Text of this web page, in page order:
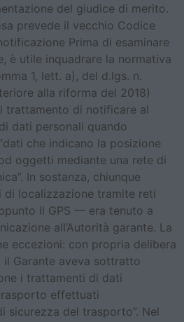
del giudice di merito.
prevede il vecchio Codice
Prima di esaminare
è utile inquadrare la normativa
1, lett. a), del d.lgs. n.
alla riforma del 2018)
trattamento di notificare al
dati personali quando
che indicano la posizione
oggetti mediante una rete di
In sostanza, chiunque
di localizzazione tramite reti
il GPS — era tenuto a
all’Autorità garante. La
eccezioni: con propria delibera
il Garante aveva sottratto
i trattamenti di dati
effettuati
sicurezza del trasporto”. Nel